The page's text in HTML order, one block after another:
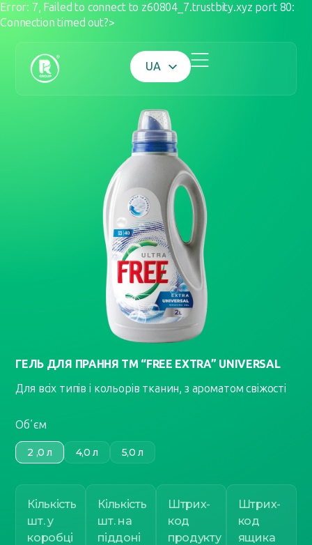
Error: 7, Failed to connect to z60804_7.trustbity.xyz port 80:
Connection timed out?>
UA
ГЕЛЬ ДЛЯ ПРАННЯ ТМ “FREE EXTRA” UNIVERSAL
Для всіх типів і кольорів тканин, з ароматом свіжості
Обʼєм
2 ,0 л 4,0 л 5,0 л
Кількість
шт. у
коробці
Кількість
шт. на
піддоні
Штрих-
код
продукту
Штрих-
код
ящика